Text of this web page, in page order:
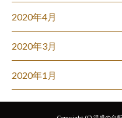
2020年4月
2020年3月
2020年1月